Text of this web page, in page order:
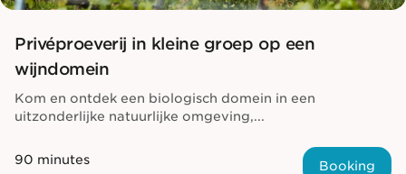
Privéproeverij in kleine groep op een
wijndomein
Kom en ontdek een biologisch domein in een
uitzonderlijke natuurlijke omgeving,...
90 minutes
Booking